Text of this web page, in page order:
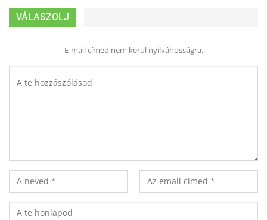
VÁLASZOLJ
E-mail címed nem kerül nyilvánosságra.